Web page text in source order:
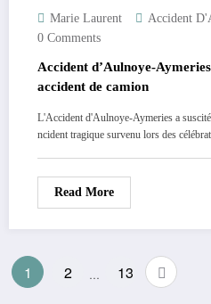
Marie Laurent
Accident
0 Comments
Accident d’Aulnoye-
accident de camion
L'Accident d'Aulnoye-Aymeries a
ncident tragique survenu lors des
Read More
Posts
1 2 13